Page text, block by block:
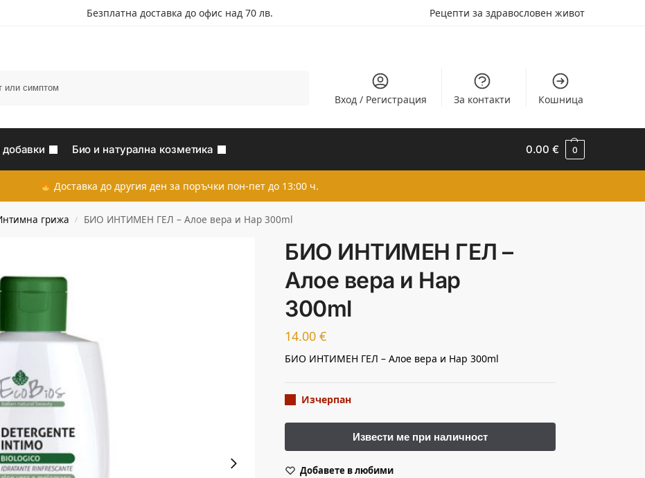
Безплатна доставка до офис над 70 лв. Рецепти за здравословен живот
Вход / Регистрация За контакти Кошница
Био и натурална козметика 0.00€ 0
Доставка до другия ден за поръчки пон-пет до 13:00 ч.
грижа / БИО ИНТИМЕН ГЕЛ – Алое вера и Нар 300ml
БИО ИНТИМЕН ГЕЛ –
Алое вера и Нар
300ml
14.00€
БИО ИНТИМЕН ГЕЛ – Алое вера и Нар 300ml
Изчерпан
Добавете в любими